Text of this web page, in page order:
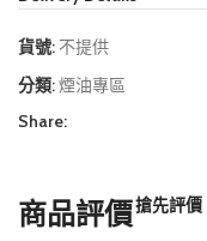
貨號: 不提供
分類:煙油專區
Share:
商品評價搶先評價